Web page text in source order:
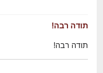
תודה רבה!
תודה רבה!